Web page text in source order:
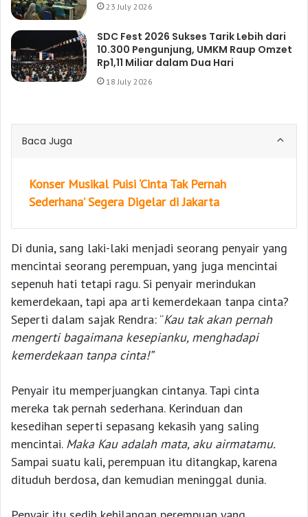
23 July 2026
SDC Fest 2026 Sukses Tarik Lebih dari
10.300 Pengunjung, UMKM Raup Omzet
Rp1,11 Miliar dalam Dua Hari
18 July 2026
Baca Juga
Konser Musikal Puisi ‘Cinta Tak Pernah
Sederhana’ Segera Digelar di Jakarta
Di dunia, sang laki-laki menjadi seorang penyair yang
mencintai seorang perempuan, yang juga mencintai
sepenuh hati tetapi ragu. Si penyair merindukan
kemerdekaan, tapi apa arti kemerdekaan tanpa cinta?
Seperti dalam sajak Rendra: “Kau tak akan pernah
mengerti bagaimana kesepianku, menghadapi
kemerdekaan tanpa cinta!”
Penyair itu memperjuangkan cintanya. Tapi cinta
mereka tak pernah sederhana. Kerinduan dan
kesedihan seperti sepasang kekasih yang saling
mencintai. Maka Kau adalah mata, aku airmatamu.
Sampai suatu kali, perempuan itu ditangkap, karena
dituduh berdosa, dan kemudian meninggal dunia.